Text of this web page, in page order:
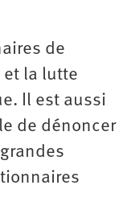
de
et la lutte
Il est aussi
de dénoncer